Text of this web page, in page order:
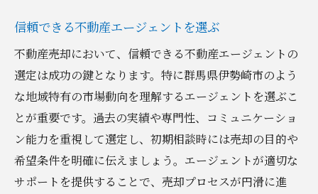
地元不動産業界との連携強化
周辺環境の魅力を広告に取り入れる
成功する不動産売却の鍵は伊勢崎市特有の販売
術にあり
伊勢崎市の文化を反映した販売スタイル
写真と動画で物件の魅力を最大限に引き出
信頼できる不動産エージェントを選ぶ
不動産売却において、信頼できる不動産エージェントの
選定は成功の鍵となります。特に群馬県伊勢崎市のよう
な地域特有の市場動向を理解するエージェントを選ぶこ
とが重要です。過去の実績や専門性、コミュニケーショ
ン能力を重視して選定し、初期相談時には売却の目的や
希望条件を明確に伝えましょう。エージェントが適切な
サポートを提供することで、売却プロセスが円滑に進